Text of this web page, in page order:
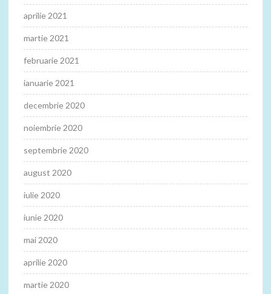
aprilie 2021
martie 2021
februarie 2021
ianuarie 2021
decembrie 2020
noiembrie 2020
septembrie 2020
august 2020
iulie 2020
iunie 2020
mai 2020
aprilie 2020
martie 2020